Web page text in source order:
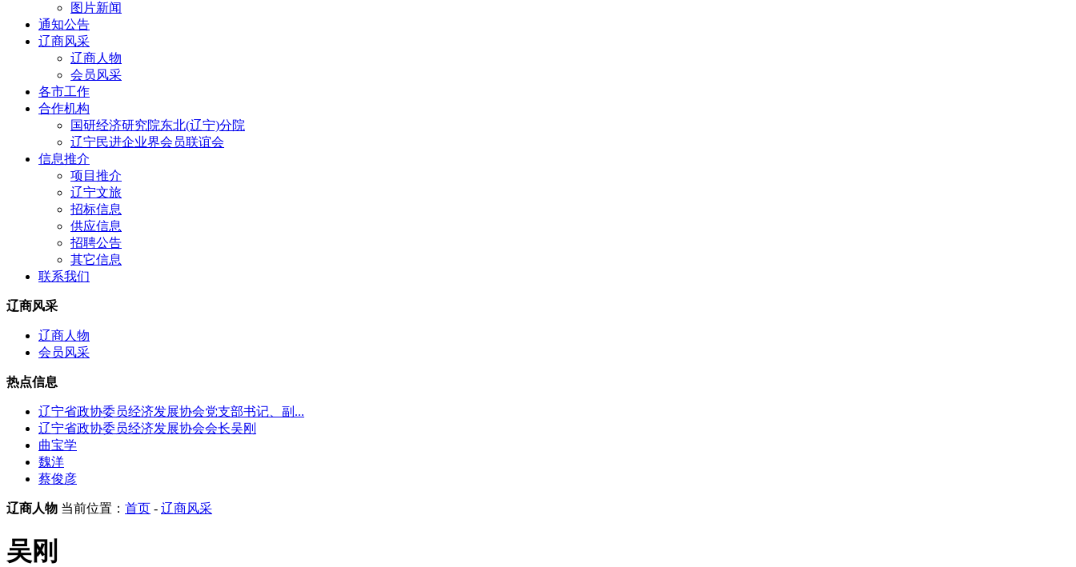
图片新闻
通知公告
辽商风采
辽商人物
会员风采
各市工作
合作机构
国研经济研究院东北(辽宁)分院
辽宁民进企业界会员联谊会
信息推介
项目推介
辽宁文旅
招标信息
供应信息
招聘公告
其它信息
联系我们
辽商风采
辽商人物
会员风采
热点信息
辽宁省政协委员经济发展协会党支部书记、副...
辽宁省政协委员经济发展协会会长吴刚
曲宝学
魏洋
蔡俊彦
辽商人物 当前位置： 首页 - 辽商风采
吴刚